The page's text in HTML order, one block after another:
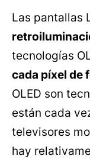
Las pantallas
tecnologías
cada píxel de
OLED son
están cada
televisores
hay